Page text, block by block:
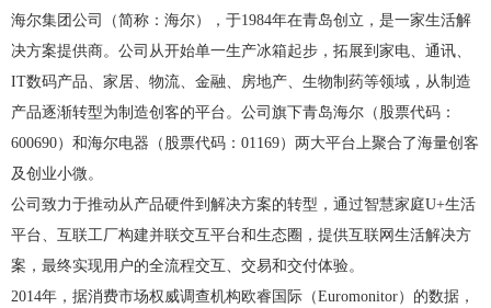
海尔集团公司（简称：海尔），于1984年在青岛创立，是一家生活解
决方案提供商。公司从开始单一生产冰箱起步，拓展到家电、通讯、
IT数码产品、家居、物流、金融、房地产、生物制药等领域，从制造
产品逐渐转型为制造创客的平台。公司旗下青岛海尔（股票代码：
600690）和海尔电器（股票代码：01169）两大平台上聚合了海量创客
及创业小微。
公司致力于推动从产品硬件到解决方案的转型，通过智慧家庭U+生活
平台、互联工厂构建并联交互平台和生态圈，提供互联网生活解决方
案，最终实现用户的全流程交互、交易和交付体验。
2014年，据消费市场权威调查机构欧睿国际（Euromonitor）的数据，